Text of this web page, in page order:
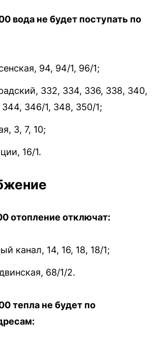
вода не будет поступать по
94, 94/1, 96/1;
332, 334, 336, 338, 340,
346/1, 348, 350/1;
3, 7, 10;
16/1.
отопление отключат:
канал, 14, 16, 18, 18/1;
68/1/2.
тепла не будет по